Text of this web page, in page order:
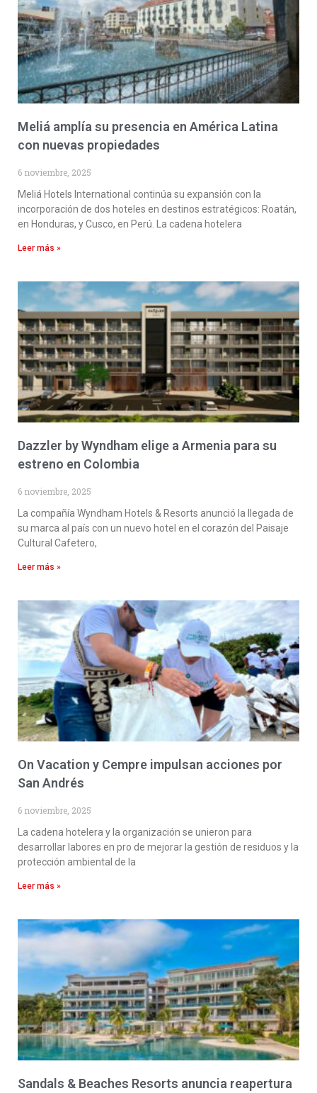
Meliá amplía su presencia en América Latina
con nuevas propiedades
6 noviembre, 2025
Meliá Hotels International continúa su expansión con la
incorporación de dos hoteles en destinos estratégicos: Roatán,
en Honduras, y Cusco, en Perú. La cadena hotelera
Leer más »
Dazzler by Wyndham elige a Armenia para su
estreno en Colombia
6 noviembre, 2025
La compañía Wyndham Hotels & Resorts anunció la llegada de
su marca al país con un nuevo hotel en el corazón del Paisaje
Cultural Cafetero,
Leer más »
On Vacation y Cempre impulsan acciones por
San Andrés
6 noviembre, 2025
La cadena hotelera y la organización se unieron para
desarrollar labores en pro de mejorar la gestión de residuos y la
protección ambiental de la
Leer más »
Sandals & Beaches Resorts anuncia reapertura